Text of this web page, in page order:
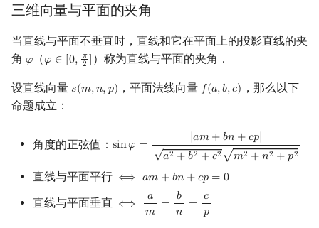
Pell 方程
三维向量与平面的夹角
当直线与平面不垂直时，直线和它在平面上的投影直线的夹
角 𝜑
φ （𝜑 ∈ [0, 𝜋
2 ]
φ ∈ 0,π2 ）称为直线与平面的夹角．
设直线向量 𝑠(𝑚,𝑛,𝑝)
s(m,n,p) ，平面法线向量 𝑓(𝑎,𝑏,𝑐)
f(a,b,c)
，那么以下
命题成立：
角度的正弦值： sin𝜑 = |𝑎𝑚+𝑏𝑛 +𝑐𝑝|
√
𝑎2 +𝑏2 +𝑐2 √𝑚2 +𝑛2 +𝑝2
sinφ =|a m+bn+cp|a2+b2+c2m2+n2+p2
直线与平面平行 ⟺ 𝑎𝑚 +𝑏𝑛 +𝑐𝑝 = 0
⟺ m+bn +cp= 0
直线与平面垂直 ⟺
𝑎
𝑚 = 𝑏
𝑛 = 𝑐
𝑝
⟺ m= bn =cp